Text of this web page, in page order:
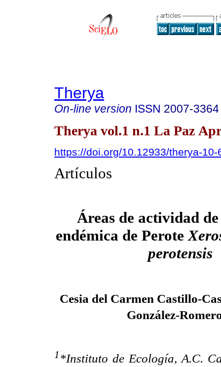
Therya
On-line version ISSN 2007-3364
Therya vol.1 n.1 La Paz
https://doi.org/10.12933/therya-10-
Artículos
Áreas de actividad
endémica de Perote
perotensis
Cesia del Carmen Castillo-
González-
1 *Instituto de Ecología, A.C.